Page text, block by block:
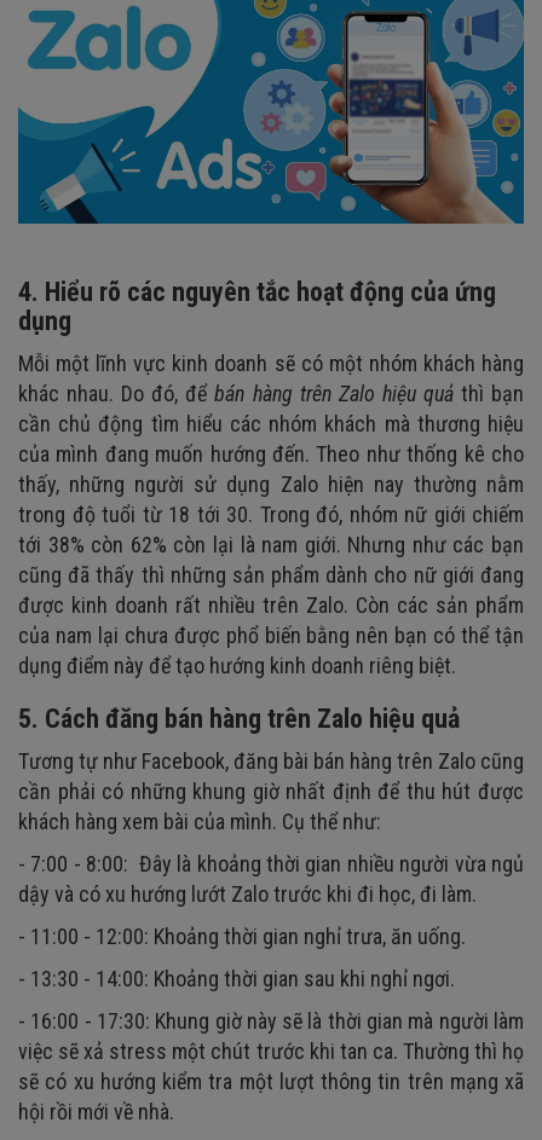
4. Hiểu rõ các nguyên tắc hoạt động của ứng
dụng
Mỗi một lĩnh vực kinh doanh sẽ có một nhóm khách hàng
khác nhau. Do đó, đểbán hàng trên Zalo hiệu quả thì bạn
cần chủ động tìm hiểu các nhóm khách mà thương hiệu
của mình đang muốn hướng đến. Theo như thống kê cho
thấy, những người sử dụng Zalo hiện nay thường nằm
trong độ tuổi từ 18 tới 30. Trong đó, nhóm nữ giới chiếm
tới 38% còn 62% còn lại là nam giới. Nhưng như các bạn
cũng đã thấy thì những sản phẩm dành cho nữ giới đang
được kinh doanh rất nhiều trên Zalo. Còn các sản phẩm
của nam lại chưa được phổ biến bằng nên bạn có thể tận
dụng điểm này để tạo hướng kinh doanh riêng biệt.
5. Cách đăng bán hàng trên Zalo hiệu quả
Tương tự như Facebook, đăng bài bán hàng trên Zalo cũng
cần phải có những khung giờ nhất định để thu hút được
khách hàng xem bài của mình. Cụ thể như:
- 7:00 - 8:00: Đây là khoảng thời gian nhiều người vừa ngủ
dậy và có xu hướng lướt Zalo trước khi đi học, đi làm.
- 11:00 - 12:00: Khoảng thời gian nghỉ trưa, ăn uống.
- 13:30 - 14:00: Khoảng thời gian sau khi nghỉ ngơi.
- 16:00 - 17:30: Khung giờ này sẽ là thời gian mà người làm
việc sẽ xả stress một chút trước khi tan ca. Thường thì họ
sẽ có xu hướng kiểm tra một lượt thông tin trên mạng xã
hội rồi mới về nhà.